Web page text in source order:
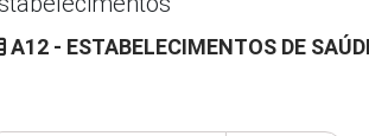
A12 - ESTABELECIMENTOS DE